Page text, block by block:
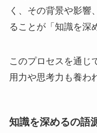
く、その背景や影響
ることが「知識を深
このプロセスを通じ
用力や思考力も養わ
知識を深めるの語